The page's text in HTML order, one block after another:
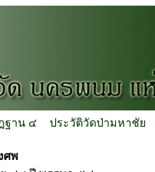
ฐาน ๔ ประวัติวัดป่ามหาชัย
ศพ